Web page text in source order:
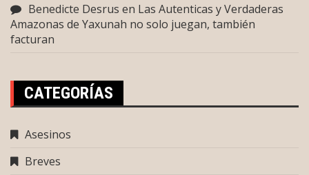
Benedicte Desrus en Las Autenticas y Verdaderas
Amazonas de Yaxunah no solo juegan, también
facturan
CATEGORÍAS
Asesinos
Breves